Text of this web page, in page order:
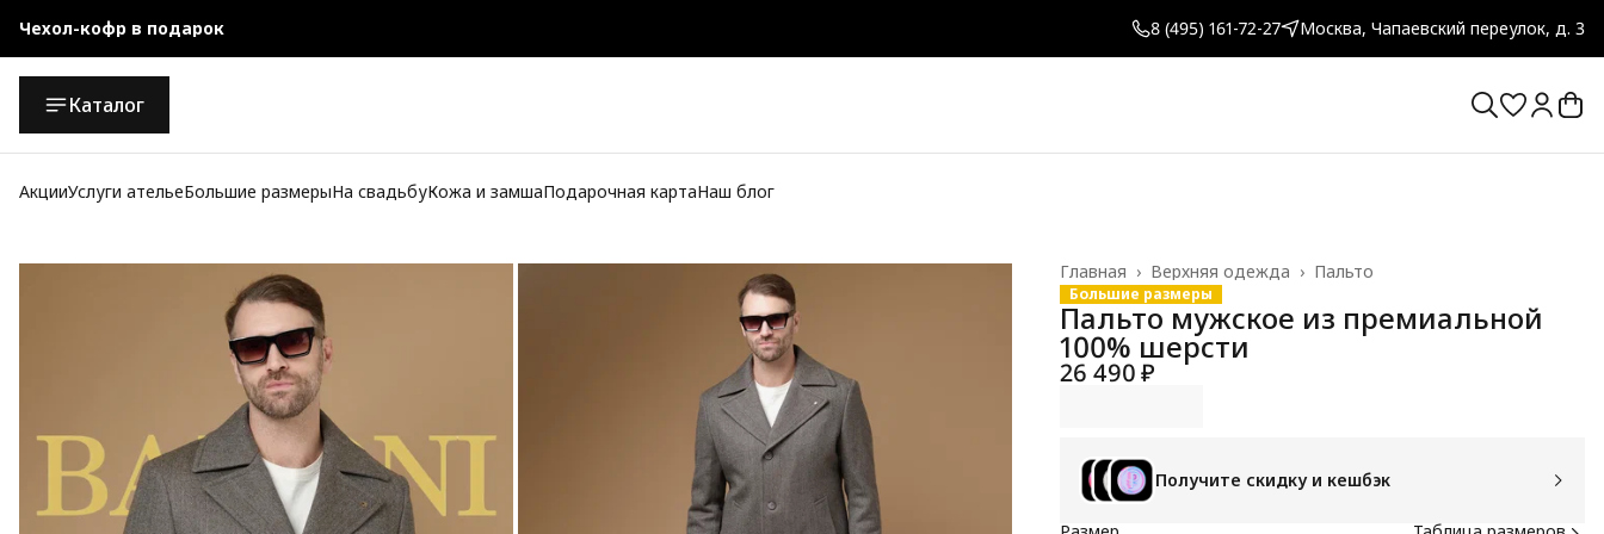
Чехол-кофр в подарок
Официальный магазин
Бесплатная доставка при заказе от 10 000 руб.
8 (495) 161-72-27 Москва, Чапаевский переулок, д. 3
Каталог
АкцииУслуги ательеБольшие размерыНа свадьбуКожа и замшаПодарочная картаНаш блог
Пальто
Верхняя одежда ›
Главная ›
Большие размеры
Пальто мужское из премиальной
100% шерсти
26 490 ₽
Получите скидку и кешбэк